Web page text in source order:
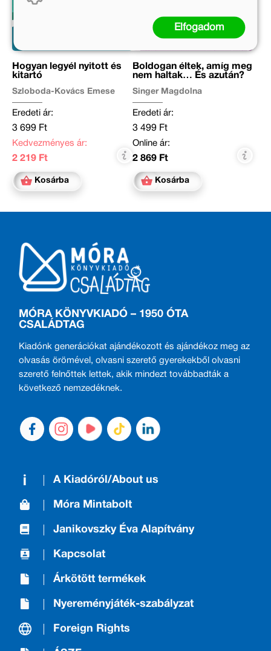
Hogyan legyél nyitott és
kitartó
Szloboda-Kovács Emese
Eredeti ár:
3 699 Ft
Kedvezményes ár:
2 219 Ft
Kosárba
Boldogan éltek, amíg meg
nem haltak… És azután?
Singer Magdolna
Eredeti ár:
3 499 Ft
Online ár:
2 869 Ft
Kosárba
MÓRA KÖNYVKIADÓ – 1950 ÓTA
CSALÁDTAG
Kiadónk generációkat ajándékozott és ajándékoz meg az
olvasás örömével, olvasni szerető gyerekekből olvasni
szerető felnőttek lettek, akik mindezt továbbadták a
következő nemzedéknek.
A Kiadóról/About us
Móra Mintabolt
Janikovszky Éva Alapítvány
Kapcsolat
Árkötött termékek
Nyereményjáték-szabályzat
Foreign Rights
Elfogadom